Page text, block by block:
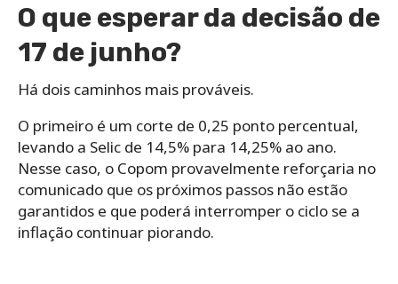
O que esperar da decisão de
17 de junho?
Há dois caminhos mais prováveis.
O primeiro é um corte de 0,25 ponto percentual,
levando a Selic de 14,5% para 14,25% ao ano.
Nesse caso, o Copom provavelmente reforçaria no
comunicado que os próximos passos não estão
garantidos e que poderá interromper o ciclo se a
inflação continuar piorando.